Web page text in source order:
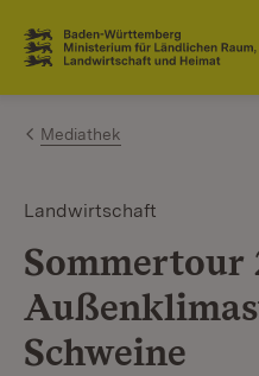
Zum Inhalt springen
Link zur Startseite
Mediathek
Landwirtschaft
Sommertour
Schweine